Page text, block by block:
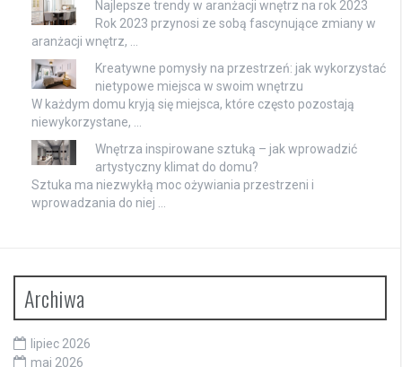
Najlepsze trendy w aranżacji wnętrz na rok 2023
Rok 2023 przynosi ze sobą fascynujące zmiany w
aranżacji wnętrz, …
Kreatywne pomysły na przestrzeń: jak wykorzystać
nietypowe miejsca w swoim wnętrzu
W każdym domu kryją się miejsca, które często pozostają
niewykorzystane, …
Wnętrza inspirowane sztuką – jak wprowadzić
artystyczny klimat do domu?
Sztuka ma niezwykłą moc ożywiania przestrzeni i
wprowadzania do niej …
Archiwa
lipiec 2026
maj 2026